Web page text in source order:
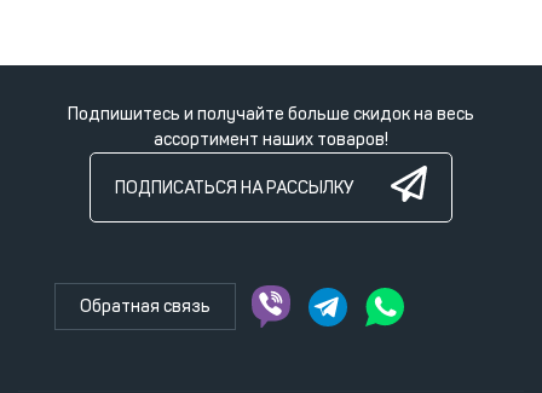
Подпишитесь и получайте больше скидок на весь
ассортимент наших товаров!
ПОДПИСАТЬСЯ НА РАССЫЛКУ
Обратная связь